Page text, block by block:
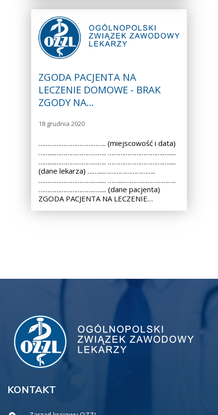
ZGODA PACJENTA NA
LECZENIE DOMOWE - BRAK
ZGODY NA…
18 grudnia 2020
……………………………….. (miejscowość i data)
……....……………………….. ………………………….….....
……....……………………….. ………………………….….....
(dane lekarza) ……....………………………..
………………………….…..... ……....………………………..
………………………….…..... (dane pacjenta)
ZGODA PACJENTA NA LECZENIE…
KONTAKT